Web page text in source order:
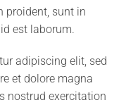
proident, sunt in
est laborum.
adipiscing elit, sed
et dolore magna
nostrud exercitation